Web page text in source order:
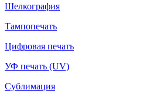
Шелкография
Тампопечать
Цифровая печать
УФ печать (UV)
Сублимация